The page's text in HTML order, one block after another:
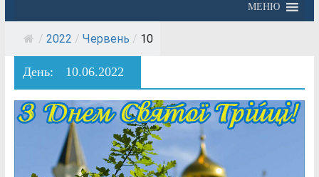
МЕНЮ
/ 2022 / Червень / 10
День: 10.06.2022